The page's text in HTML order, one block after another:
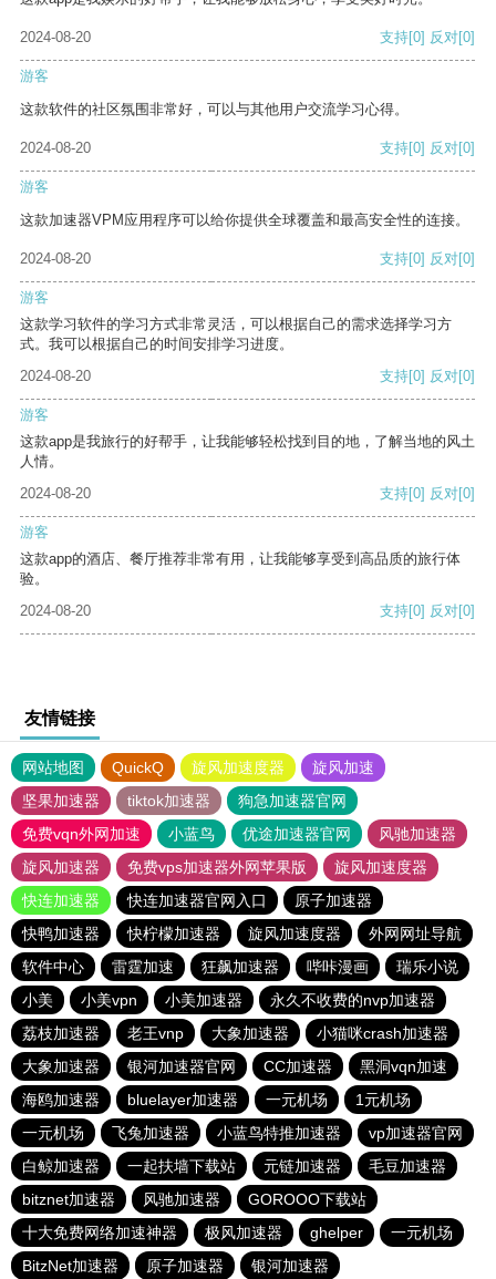
2024-08-20 支持[0] 反对[0]
游客
这款软件的社区氛围非常好，可以与其他用户交流学习心得。
2024-08-20 支持[0] 反对[0]
游客
这款加速器VPM应用程序可以给你提供全球覆盖和最高安全性的连接。
2024-08-20 支持[0] 反对[0]
游客
这款学习软件的学习方式非常灵活，可以根据自己的需求选择学习方
式。我可以根据自己的时间安排学习进度。
2024-08-20
支持[0] 反对[0]
游客
这款app是我旅行的好帮手，让我能够轻松找到目的地，了解当地的风土
人情。
2024-08-20
支持[0] 反对[0]
游客
这款app的酒店、餐厅推荐非常有用，让我能够享受到高品质的旅行体
验。
2024-08-20
支持[0] 反对[0]
友情链接
网站地图 QuickQ 旋风加速度器
旋风加速
坚果加速器
tiktok加速器
狗急加速器官网
免费vqn外网加速
小蓝鸟 优途加速器官网
风驰加速器
旋风加速器
免费vps加速器外网苹果版
旋风加速度器
快连加速器
快连加速器官网入口
原子加速器
快鸭加速器
快柠檬加速器 旋风加速度器
外网网址导航
软件中心
雷霆加速 狂飙加速器 哔咔漫画
瑞乐小说
小美
小美vpn 小美加速器
永久不收费的nvp加速器
荔枝加速器
老王vnp 大象加速器
小猫咪crash加速器
大象加速器
银河加速器官网 CC加速器
黑洞vqn加速
海鸥加速器
bluelayer加速器 一元机场
1元机场
一元机场
飞兔加速器 小蓝鸟特推加速器
vp加速器官网
白鲸加速器
一起扶墙下载站 元链加速器
毛豆加速器
bitznet加速器
风驰加速器
GOROOO下载站
十大免费网络加速神器
极风加速器 ghelper
一元机场
BitzNet加速器
原子加速器 银河加速器